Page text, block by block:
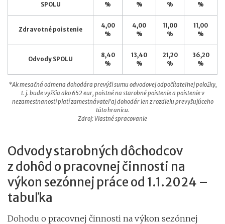
*Ak mesačná odmena dohodára prevýši sumu odvodovej odpočítateľnej položky,
t. j. bude vyššia ako 652 eur, poistné na starobné poistenie a poistenie v
nezamestnanosti platí zamestnávateľ aj dohodár len z rozdielu prevyšujúceho
túto hranicu.
Zdroj: Vlastné spracovanie
SPOLU
%
%
%
%
Zdravotné poistenie
4,00
%
4,00
%
11,00
%
11,00
%
Odvody SPOLU
8,40
%
13,40
%
21,20
%
36,20
%
Odvody starobných dôchodcov
z dohôd o pracovnej činnosti na
výkon sezónnej práce od 1.1.2024 –
tabuľka
Dohodu o pracovnej činnosti na výkon sezónnej